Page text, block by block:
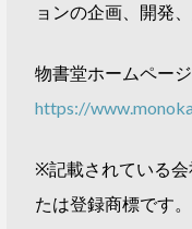
ョンの企画、開発
物書堂ホームページ
https://
※記載されている会
たは登録商標です。